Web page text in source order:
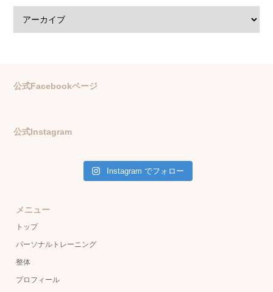
公式Facebookページ
公式Instagram
Instagram でフォロー
メニュー
トップ
パーソナルトレーニング
整体
プロフィール